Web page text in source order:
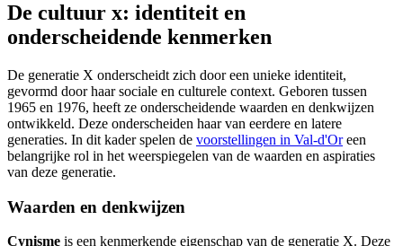
De cultuur x: identiteit en
onderscheidende kenmerken
De generatie X onderscheidt zich door een unieke identiteit,
gevormd door haar sociale en culturele context. Geboren tussen
1965 en 1976, heeft ze onderscheidende waarden en denkwijzen
ontwikkeld. Deze onderscheiden haar van eerdere en latere
generaties. In dit kader spelen de voorstellingen in Val-d'Oreen
belangrijke rol in het weerspiegelen van de waarden en aspiraties
van deze generatie.
Waarden en denkwijzen
Cynisme is een kenmerkende eigenschap van de generatie X. Deze